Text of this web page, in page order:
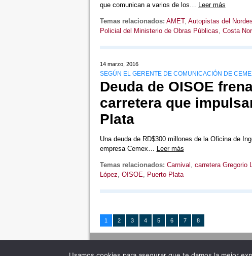
que comunican a varios de los…
Leer más
Temas relacionados: AMET, Autopistas del
Policial del Ministerio de Obras Públicas Costa
14 marzo, 2016
SEGÚN EL GERENTE DE COMUNICACIÓN DE
Deuda de OISOE
carretera que
Plata
Una deuda de RD$300 millones de la Oficina de
empresa Cemex…
Leer más
Temas relacionados: Carnival carretera Gregorio
López OISOE Puerto Plata
1 2 3 4 5 6 7 8